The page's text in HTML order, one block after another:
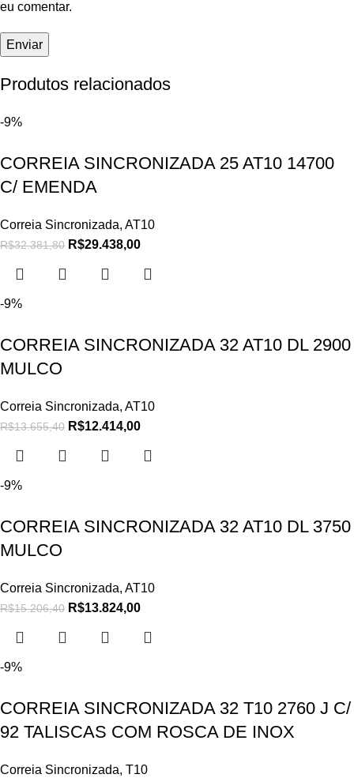
eu comentar.
Produtos relacionados
-9%
CORREIA SINCRONIZADA 25 AT10 14700
C/ EMENDA
Correia Sincronizada, AT10
R$32.381,80 R$29.438,00
-9%
CORREIA SINCRONIZADA 32 AT10 DL 2900
MULCO
Correia Sincronizada, AT10
R$13.655,40 R$12.414,00
-9%
CORREIA SINCRONIZADA 32 AT10 DL 3750
MULCO
Correia Sincronizada, AT10
R$15.206,40 R$13.824,00
-9%
CORREIA SINCRONIZADA 32 T10 2760 J C/
92 TALISCAS COM ROSCA DE INOX
Correia Sincronizada, T10